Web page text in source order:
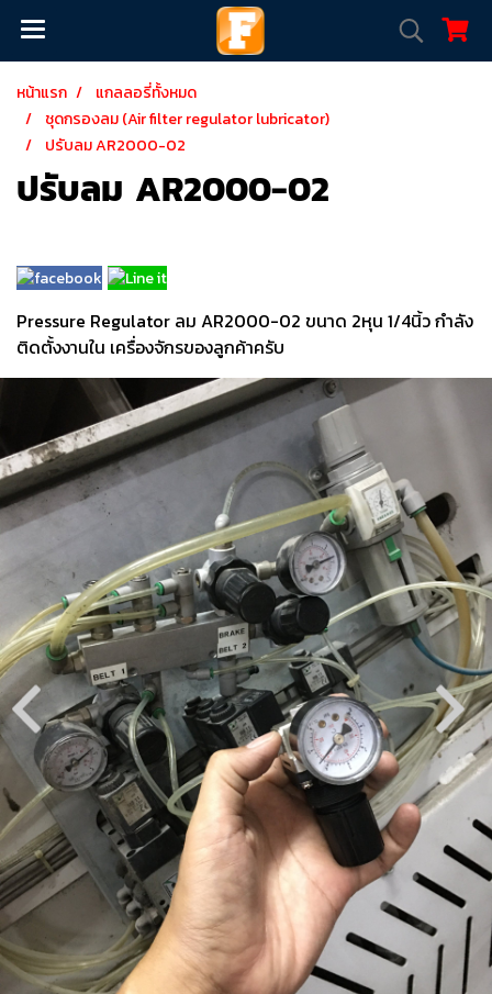
หน้าแรก
แกลลอรี่ทั้งหมด
ชุดกรองลม (Air filter regulator lubricator)
ปรับลม AR2000-02
ปรับลม AR2000-02
Pressure Regulator ลม AR2000-02 ขนาด 2หุน 1/4นิ้ว กำลัง
ติดตั้งงานใน เครื่องจักรของลูกค้าครับ